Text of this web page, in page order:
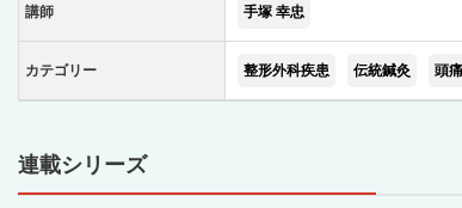
講師 手塚 幸忠
カテゴリー 整形外科疾患 伝統鍼灸 頭痛
連載シリーズ